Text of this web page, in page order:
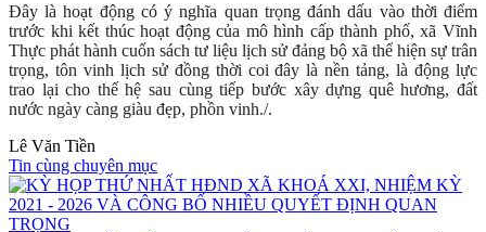
Đây là hoạt động có ý nghĩa quan trọng đánh dấu vào thời điểm
trước khi kết thúc hoạt động của mô hình cấp thành phố, xã Vĩnh
Thực phát hành cuốn sách tư liệu lịch sử đảng bộ xã thể hiện sự trân
trọng, tôn vinh lịch sử đồng thời coi đây là nền tảng, là động lực
trao lại cho thế hệ sau cùng tiếp bước xây dựng quê hương, đất
nước ngày càng giàu đẹp, phồn vinh./.
Lê Văn Tiền
Tin cùng chuyên mục